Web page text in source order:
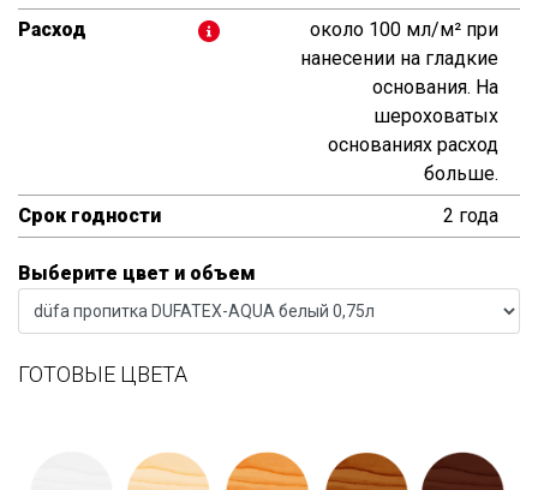
Расход
около 100 мл/м² при
нанесении на гладкие
основания. На
шероховатых
основаниях расход
больше.
Срок годности
2 года
Выберите цвет и объем
ГОТОВЫЕ ЦВЕТА